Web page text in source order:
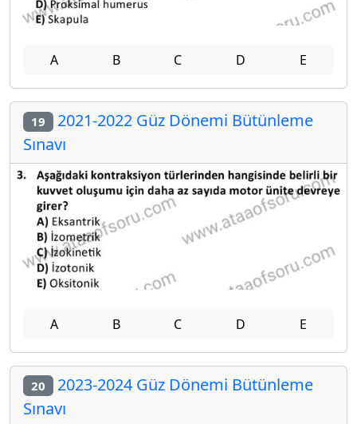
A B C D E
19 2021-2022 Güz Dönemi Bütünleme
Sınavı
A B C D E
20 2023-2024 Güz Dönemi Bütünleme
Sınavı